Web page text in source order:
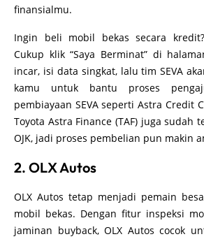
finansialmu.
Ingin beli mobil bekas secara
Cukup klik “Saya Berminat” di
incar, isi data singkat, lalu tim SEVA
kamu untuk bantu proses
pembiayaan SEVA seperti Astra Credit
Toyota Astra Finance (TAF) juga sudah
OJK, jadi proses pembelian pun makin
2. OLX Autos
OLX Autos tetap menjadi pemain
mobil bekas. Dengan fitur inspeksi
jaminan buyback, OLX Autos cocok